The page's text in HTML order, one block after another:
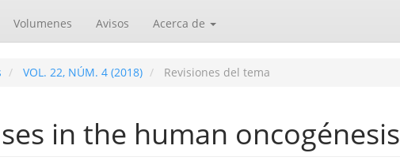
Volumenes Avisos Acerca de
VOL. 22, NÚM. 4 (2018) Revisiones del tema
in the human oncogénesis